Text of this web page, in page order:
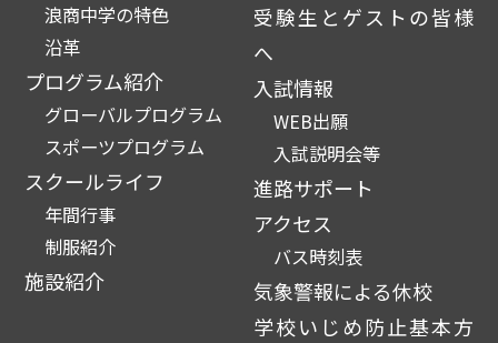
浪商中学の特色
沿革
プログラム紹介
グローバルプログラム
スポーツプログラム
スクールライフ
年間行事
制服紹介
施設紹介
受験生とゲストの皆様
へ
入試情報
WEB出願
入試説明会等
進路サポート
アクセス
バス時刻表
気象警報による休校
学校いじめ防止基本方